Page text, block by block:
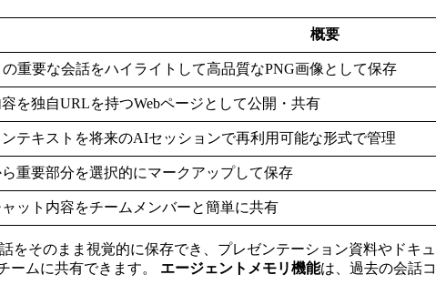
概要
重要な会話をハイライトして高品質なPNG画像として保存
を独自URLを持つWebページとして公開・共有
テキストを将来のAIセッションで再利用可能な形式で管理
重要部分を選択的にマークアップして保存
ット内容をチームメンバーと簡単に共有
をそのまま視覚的に保存でき、プレゼンテーション資料やドキ
ームに共有できます。 エージェントメモリ機能は、過去の会話